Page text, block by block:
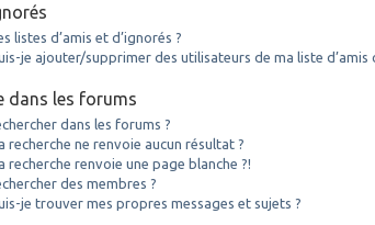
listes d’amis et d’ignorés ?
je ajouter/supprimer des utilisateurs de ma liste d’amis
dans les forums
dans les forums ?
recherche ne renvoie aucun résultat ?
recherche renvoie une page blanche ?!
des membres ?
je trouver mes propres messages et sujets ?